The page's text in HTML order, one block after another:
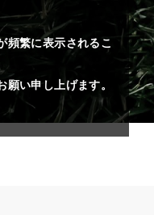
頻繁に表示されるこ
い申し上げます。